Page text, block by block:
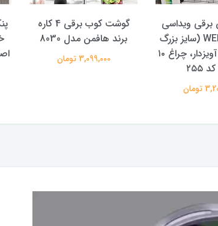
ویداسی
مدل WEIDASI (سایز بزرگ
۵۰ سانت)، آویزدار، چراغ ۱۰
۲۵۵
گوشت کوب برقی 4 کاره
برند هافمن مدل 8030
3,099,000 تومان